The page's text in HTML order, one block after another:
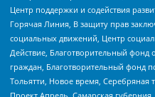
Центр поддержки и содействия
Горячая Линия, В защиту прав
социальных движений, Центр
Действие, Благотворительный
граждан, Благотворительный
Тольятти, Новое время, Серебряная